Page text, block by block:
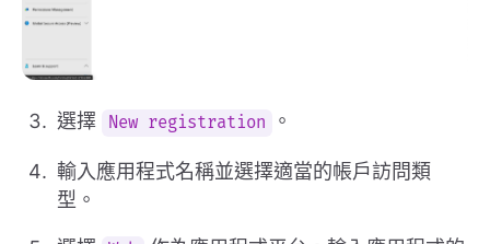
選擇 New registration 。
輸入應用程式名稱並選擇適當的帳戶訪問類
型。